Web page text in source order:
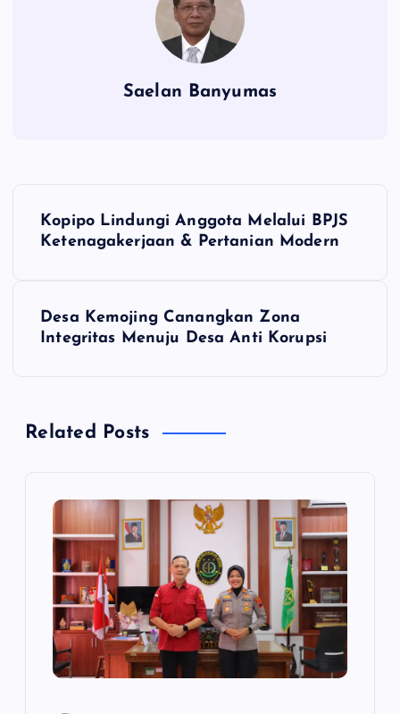
Saelan Banyumas
N
a
Kopipo Lindungi Anggota Melalui BPJS
Ketenagakerjaan & Pertanian Modern
Desa Kemojing Canangkan Zona
Integritas Menuju Desa Anti Korupsi
Related Posts